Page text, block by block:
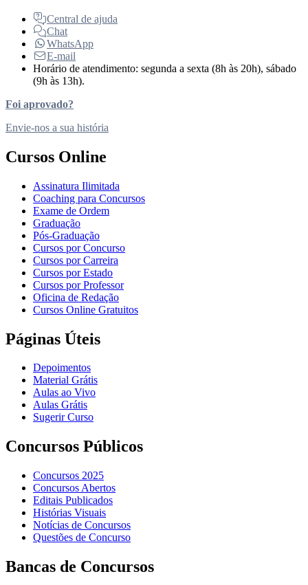
Central de ajuda
Chat
WhatsApp
E-mail
Horário de atendimento: segunda a sexta (8h às 20h), sábado
(9h às 13h).
Foi aprovado?
Envie-nos a sua história
Cursos Online
Assinatura Ilimitada
Coaching para Concursos
Exame de Ordem
Graduação
Pós-Graduação
Cursos por Concurso
Cursos por Carreira
Cursos por Estado
Cursos por Professor
Oficina de Redação
Cursos Online Gratuitos
Páginas Úteis
Depoimentos
Material Grátis
Aulas ao Vivo
Aulas Grátis
Sugerir Curso
Concursos Públicos
Concursos 2025
Concursos Abertos
Editais Publicados
Histórias Visuais
Notícias de Concursos
Questões de Concurso
Bancas de Concursos